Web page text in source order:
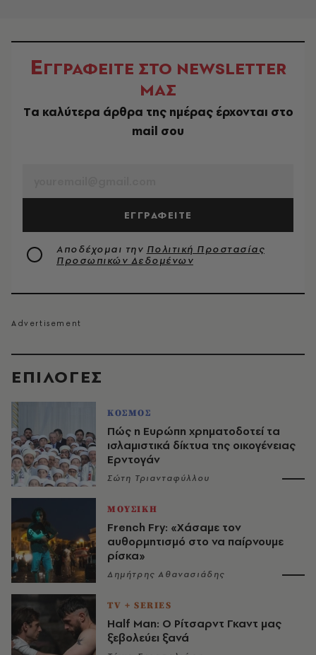
EΠΙΛΟΓΈΣ
ΚΟΣΜΟΣ
Πώς η Ευρώπη χρηματοδοτεί τα
ισλαμιστικά δίκτυα της οικογένειας
Ερντογάν
Σώτη Τριανταφύλλου
ΜΟΥΣΙΚΗ
French Fry: «Χάσαμε τον
αυθορμητισμό στο να παίρνουμε
ρίσκα»
Δημήτρης Αθανασιάδης
TV + SERIES
Half Man: Ο Ρίτσαρντ Γκαντ μας
ξεβολεύει ξανά
ΕΓΓΡΑΦΕΙΤΕ ΣΤΟ NEWSLETTER
ΜΑΣ
Tα καλύτερα άρθρα της ημέρας έρχονται στο
mail σου
ΕΓΓΡΑΦΕΙΤΕ
Αποδέχομαι την Πολιτική Προστασίας
Προσωπικών Δεδομένων